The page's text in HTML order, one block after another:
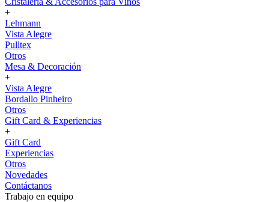
+
Lehmann
Vista Alegre
Pulltex
Otros
Mesa & Decoración
+
Vista Alegre
Bordallo Pinheiro
Otros
Gift Card & Experiencias
+
Gift Card
Experiencias
Otros
Novedades
Contáctanos
Trabajo en equipo